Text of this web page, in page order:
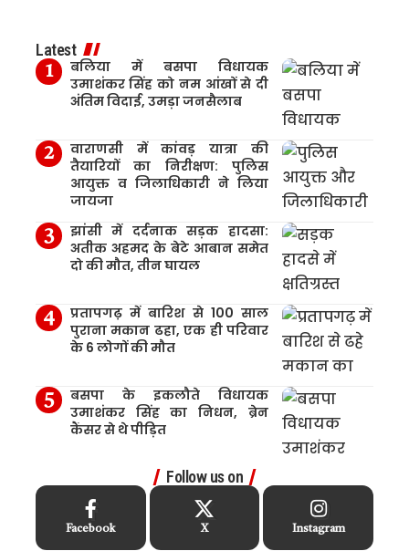
Latest
बलिया में बसपा विधायक
उमाशंकर सिंह को नम आंखों से दी
अंतिम विदाई, उमड़ा जनसैलाब
वाराणसी में कांवड़ यात्रा की
तैयारियों का निरीक्षण: पुलिस
आयुक्त व जिलाधिकारी ने लिया
जायजा
झांसी में दर्दनाक सड़क हादसा:
अतीक अहमद के बेटे आबान समेत
दो की मौत, तीन घायल
प्रतापगढ़ में बारिश से 100 साल
पुराना मकान ढहा, एक ही परिवार
के 6 लोगों की मौत
बसपा के इकलौते विधायक
उमाशंकर सिंह का निधन, ब्रेन
कैंसर से थे पीड़ित
Follow us on
Facebook X Instagram